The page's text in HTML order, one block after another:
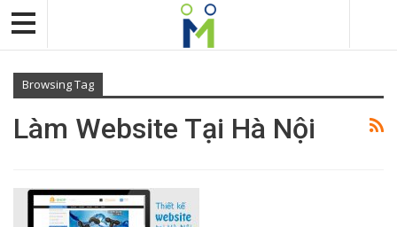
Browsing Tag
Làm Website Tại Hà Nội